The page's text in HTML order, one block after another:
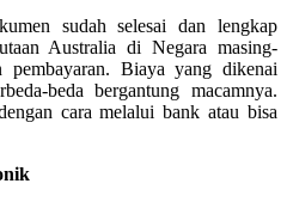
sudah selesai dan lengkap
Australia di Negara masing-
pembayaran. Biaya yang dikenai
beda bergantung macamnya.
cara melalui bank atau bisa